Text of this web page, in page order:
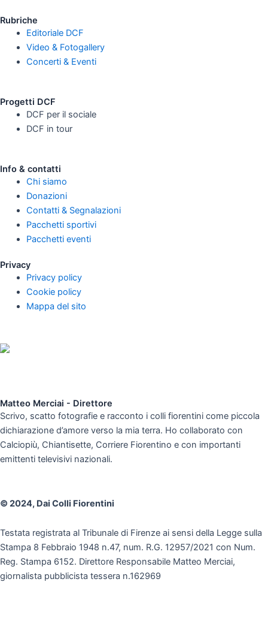
Rubriche
Editoriale DCF
Video & Fotogallery
Concerti & Eventi
Progetti DCF
DCF per il sociale
DCF in tour
Info & contatti
Chi siamo
Donazioni
Contatti & Segnalazioni
Pacchetti sportivi
Pacchetti eventi
Privacy
Privacy policy
Cookie policy
Mappa del sito
Matteo Merciai - Direttore
Scrivo, scatto fotografie e racconto i colli fiorentini come piccola
dichiarazione d’amore verso la mia terra. Ho collaborato con
Calciopiù, Chiantisette, Corriere Fiorentino e con importanti
emittenti televisivi nazionali.
© 2024, Dai Colli Fiorentini
Testata registrata al Tribunale di Firenze ai sensi della Legge sulla
Stampa 8 Febbraio 1948 n.47, num. R.G. 12957/2021 con Num.
Reg. Stampa 6152. Direttore Responsabile Matteo Merciai,
giornalista pubblicista tessera n.162969